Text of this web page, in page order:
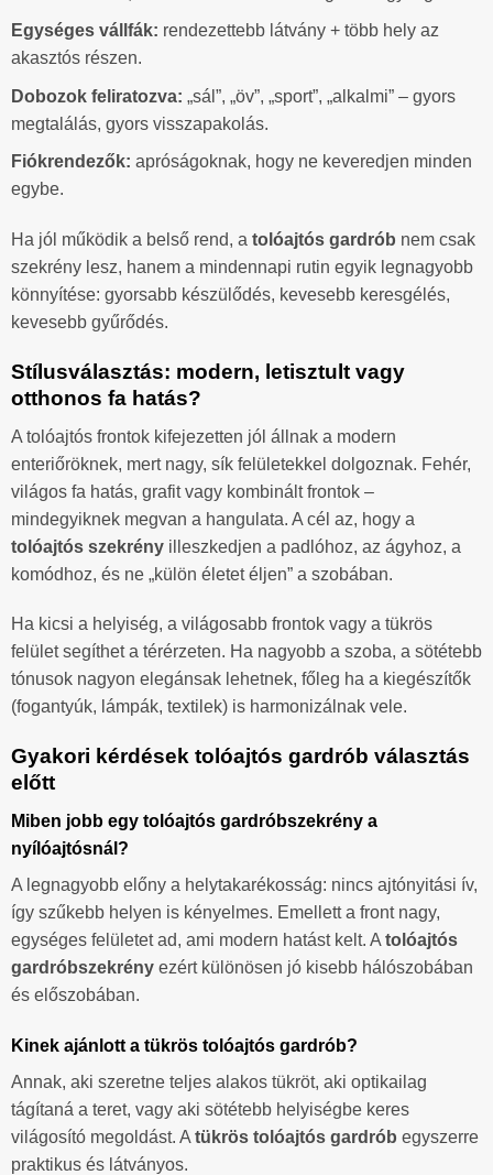
Egységes vállfák: rendezettebb látvány + több hely az
akasztós részen.
Dobozok feliratozva: „sál”, „öv”, „sport”, „alkalmi” – gyors
megtalálás, gyors visszapakolás.
Fiókrendezők: apróságoknak, hogy ne keveredjen minden
egybe.
Ha jól működik a belső rend, a tolóajtós gardrób nem csak
szekrény lesz, hanem a mindennapi rutin egyik legnagyobb
könnyítése: gyorsabb készülődés, kevesebb keresgélés,
kevesebb gyűrődés.
Stílusválasztás: modern, letisztult vagy
otthonos fa hatás?
A tolóajtós frontok kifejezetten jól állnak a modern
enteriőröknek, mert nagy, sík felületekkel dolgoznak. Fehér,
világos fa hatás, grafit vagy kombinált frontok –
mindegyiknek megvan a hangulata. A cél az, hogy a
tolóajtós szekrény illeszkedjen a padlóhoz, az ágyhoz, a
komódhoz, és ne „külön életet éljen” a szobában.
Ha kicsi a helyiség, a világosabb frontok vagy a tükrös
felület segíthet a térérzeten. Ha nagyobb a szoba, a sötétebb
tónusok nagyon elegánsak lehetnek, főleg ha a kiegészítők
(fogantyúk, lámpák, textilek) is harmonizálnak vele.
Gyakori kérdések tolóajtós gardrób választás
előtt
Miben jobb egy tolóajtós gardróbszekrény a
nyílóajtósnál?
A legnagyobb előny a helytakarékosság: nincs ajtónyitási ív,
így szűkebb helyen is kényelmes. Emellett a front nagy,
egységes felületet ad, ami modern hatást kelt. A tolóajtós
gardróbszekrény ezért különösen jó kisebb hálószobában
és előszobában.
Kinek ajánlott a tükrös tolóajtós gardrób?
Annak, aki szeretne teljes alakos tükröt, aki optikailag
tágítaná a teret, vagy aki sötétebb helyiségbe keres
világosító megoldást. A tükrös tolóajtós gardrób egyszerre
praktikus és látványos.